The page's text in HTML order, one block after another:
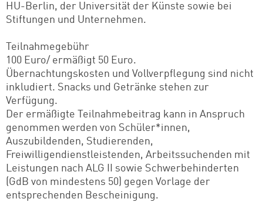
HU-Berlin, der Universität der Künste sowie bei
Stiftungen und Unternehmen.
Teilnahmegebühr
100 Euro/ ermäßigt 50 Euro.
Übernachtungskosten und Vollverpflegung sind nicht
inkludiert. Snacks und Getränke stehen zur
Verfügung.
Der ermäßigte Teilnahmebeitrag kann in Anspruch
genommen werden von Schüler*innen,
Auszubildenden, Studierenden,
Freiwilligendienstleistenden, Arbeitssuchenden mit
Leistungen nach ALG II sowie Schwerbehinderten
(GdB von mindestens 50) gegen Vorlage der
entsprechenden Bescheinigung.